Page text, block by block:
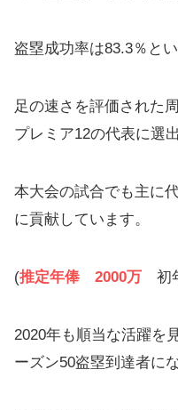
盗塁成功率は83.3％とい
足の速さを評価された
プレミア12の代表に選
本大会の試合でも主に
に貢献しています。
(推定年俸 2000万 初
2020年も順当な活躍を
ーズン50盗塁到達者に